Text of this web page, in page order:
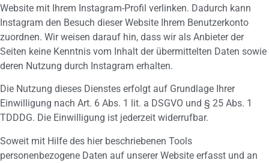
Website mit Ihrem Instagram-Profil verlinken. Dadurch kann
Instagram den Besuch dieser Website Ihrem Benutzerkonto
zuordnen. Wir weisen darauf hin, dass wir als Anbieter der
Seiten keine Kenntnis vom Inhalt der übermittelten Daten sowie
deren Nutzung durch Instagram erhalten.
Die Nutzung dieses Dienstes erfolgt auf Grundlage Ihrer
Einwilligung nach Art. 6 Abs. 1 lit. a DSGVO und § 25 Abs. 1
TDDDG. Die Einwilligung ist jederzeit widerrufbar.
Soweit mit Hilfe des hier beschriebenen Tools
personenbezogene Daten auf unserer Website erfasst und an